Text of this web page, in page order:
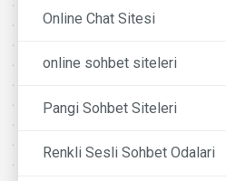
Online Chat Sitesi
online sohbet siteleri
Pangi Sohbet Siteleri
Renkli Sesli Sohbet Odalari